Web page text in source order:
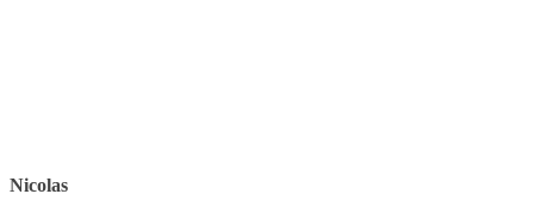
Nicolas